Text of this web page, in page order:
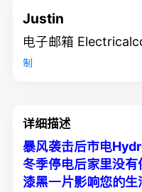
Justin
电子邮箱
制
详细描述
暴风袭击后市电
冬季停电后家里没有
漆黑一片影响您的生